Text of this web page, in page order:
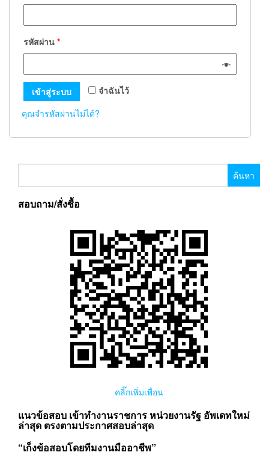
รหัสผ่าน *
จำฉันไว้
เข้าสู่ระบบ
คุณจำรหัสผ่านไม่ได้?
สอบถาม/สั่งซื้อ
คลิ๊กเพิ่มเพื่อน
แนวข้อสอบ เข้าทำงานราชการ หน่วยงานรัฐ อัพเดทใหม่
ล่าสุด ตรงตามประกาศสอบล่าสุด
“เก็งข้อสอบโดยทีมงานมืออาชีพ”